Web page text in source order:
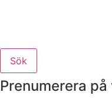
Sök
Prenumerera